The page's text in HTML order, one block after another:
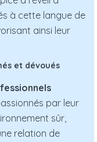
à cette langue de
ainsi leur
et dévoués
par leur
sûr,
relation de